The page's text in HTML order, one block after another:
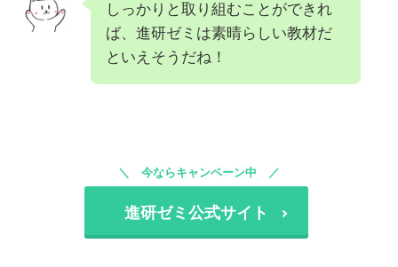
しっかりと取り組むことができれ
ば、進研ゼミは素晴らしい教材だ
といえそうだね！
今ならキャンペーン中
進研ゼミ公式サイト